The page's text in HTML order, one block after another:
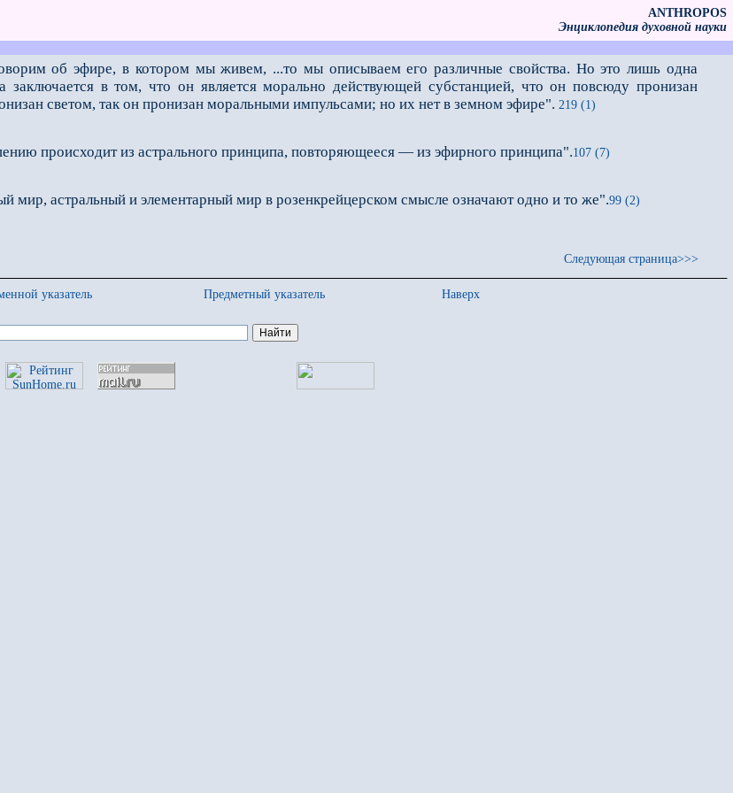
ANTHROPOS
Энциклопедия духовной науки
об эфире, в котором мы живем, ...то мы описываем его различные свойства. Но это лишь одна
заключается в том, что он является морально действующей субстанцией, что он повсюду пронизан
светом, так он пронизан моральными импульсами; но их нет в земном эфире". 219 (1)
происходит из астрального принципа, повторяющееся — из эфирного принципа".107 (7)
мир, астральный и элементарный мир в розенкрейцерском смысле означают одно и то же".99 (2)
Следующая страница>>>
указатель Предметный указатель
Наверх